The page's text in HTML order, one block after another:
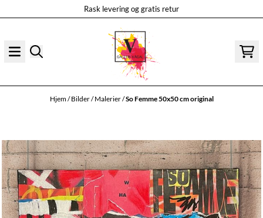
Rask levering og gratis retur
Hjem/Bilder/Malerier/So Femme 50x50 cm original